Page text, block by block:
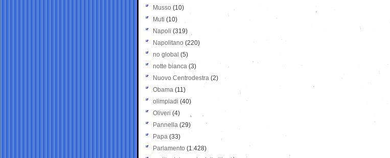
Musso (10)
Muti (10)
Napoli (319)
Napolitano (220)
no global (5)
notte bianca (3)
Nuovo Centrodestra (2)
Obama (11)
olimpiadi (40)
Oliveri (4)
Pannella (29)
Papa (33)
Parlamento (1.428)